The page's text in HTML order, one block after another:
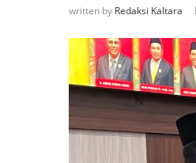
written by Redaksi Kaltara